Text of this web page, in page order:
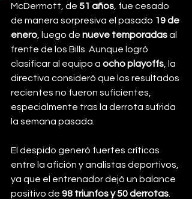
McDermott, de 51 años , fue cesado
de manera sorpresiva el pasado 19 de
enero , luego de nueve temporadas al
frente de los Bills. Aunque logró
clasificar al equipo a ocho playoffs , la
directiva consideró que los resultados
recientes no fueron suficientes,
especialmente tras la derrota sufrida
la semana pasada.
El despido generó fuertes críticas
entre la afición y analistas deportivos,
ya que el entrenador dejó un balance
positivo de 98 triunfos y 50 derrotas